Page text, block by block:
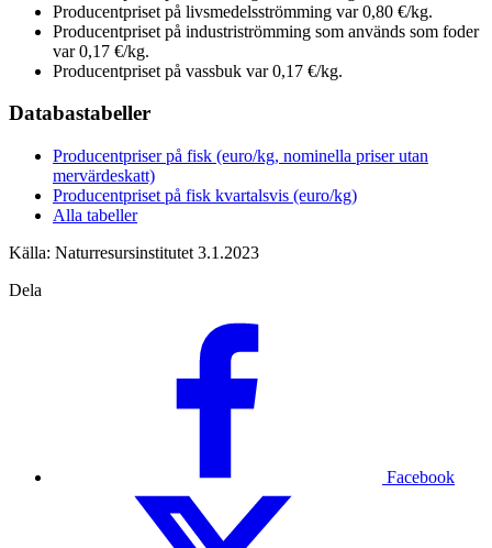
Producentpriset på livsmedelsströmming var 0,80 €/kg.
Producentpriset på industriströmming som används som foder
var 0,17 €/kg.
Producentpriset på vassbuk var 0,17 €/kg.
Databastabeller
Producentpriser på fisk (euro/kg, nominella priser utan
mervärdeskatt)
Producentpriset på fisk kvartalsvis (euro/kg)
Alla tabeller
Källa: Naturresursinstitutet 3.1.2023
Dela
Facebook